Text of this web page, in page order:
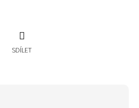
SDÍLET